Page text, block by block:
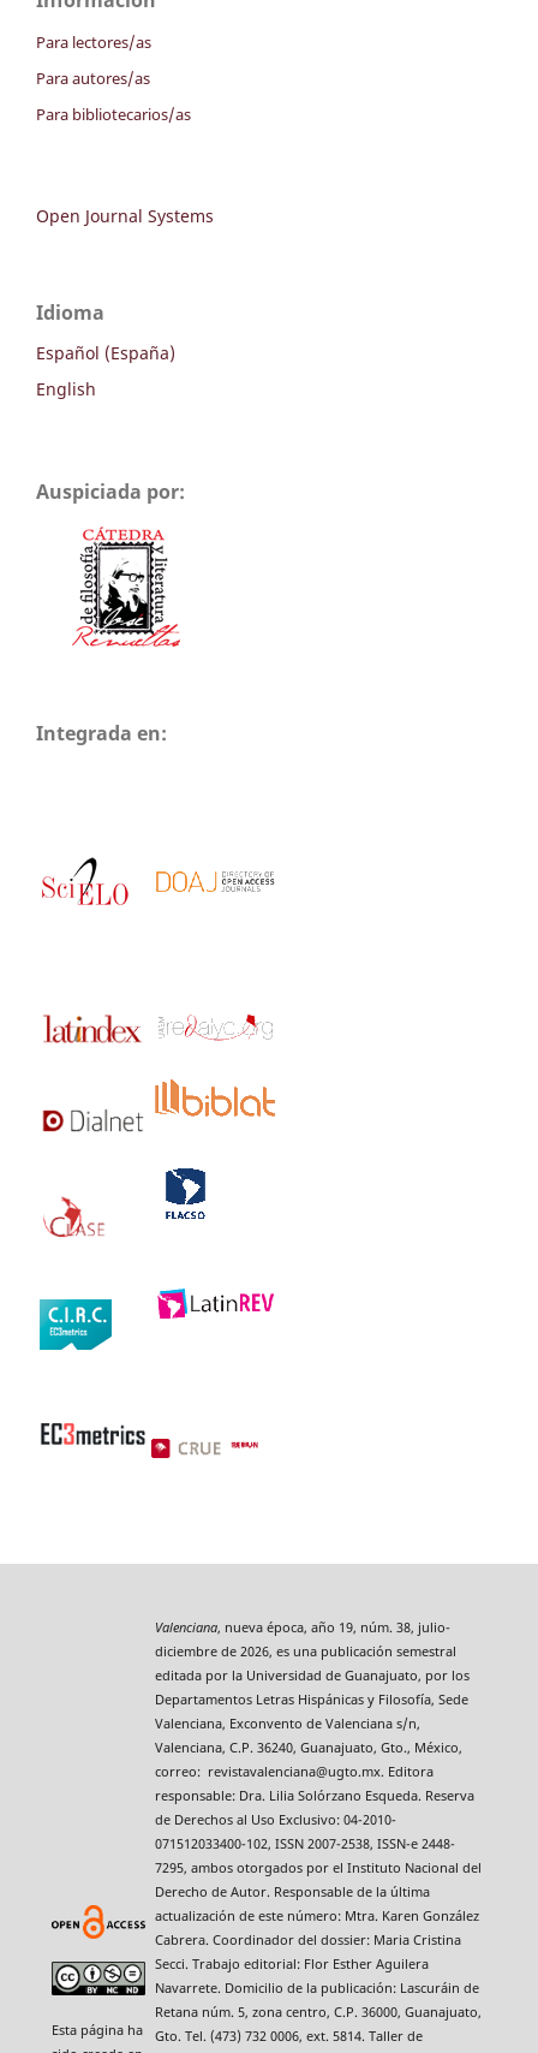
Para lectores/as
Para autores/as
Para bibliotecarios/as
Open Journal Systems
Idioma
Español (España)
English
Auspiciada por:
Integrada en:
Esta página ha
Valenciana, nueva época, año 19, núm. 38, julio-
diciembre de 2026, es una publicación semestral
editada por la Universidad de Guanajuato, por los
Departamentos Letras Hispánicas y Filosofía, Sede
Valenciana, Exconvento de Valenciana s/n,
Valenciana, C.P. 36240, Guanajuato, Gto., México,
correo: revistavalenciana@ugto.mx. Editora
responsable: Dra. Lilia Solórzano Esqueda. Reserva
de Derechos al Uso Exclusivo: 04-2010-
071512033400-102, ISSN 2007-2538, ISSN-e 2448-
7295, ambos otorgados por el Instituto Nacional del
Derecho de Autor. Responsable de la última
actualización de este número: Mtra. Karen González
Cabrera. Coordinador del dossier: Maria Cristina
Secci. Trabajo editorial: Flor Esther Aguilera
Navarrete. Domicilio de la publicación: Lascuráin de
Retana núm. 5, zona centro, C.P. 36000, Guanajuato,
Gto. Tel. (473) 732 0006, ext. 5814. Taller de